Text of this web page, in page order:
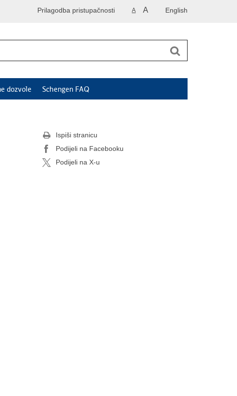
English
A A
Prilagodba pristupačnosti
dozvole Schengen FAQ
Ispiši stranicu
Podijeli na Facebooku
Podijeli na X-u